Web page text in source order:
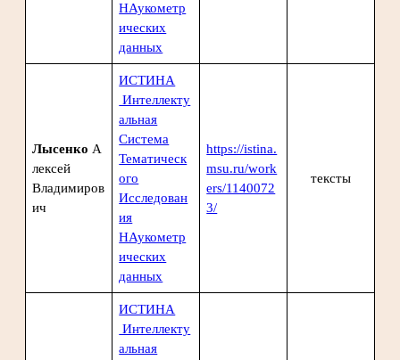
НАукометр
ических
данных
Лысенко А
лексей
Владимиров
ич
ИСТИНА
Интеллекту
альная
Система
Тематическ
ого
Исследован
ия
НАукометр
ических
данных
https://istina.
msu.ru/work
ers/1140072
3/
тексты
ИСТИНА
Интеллекту
альная